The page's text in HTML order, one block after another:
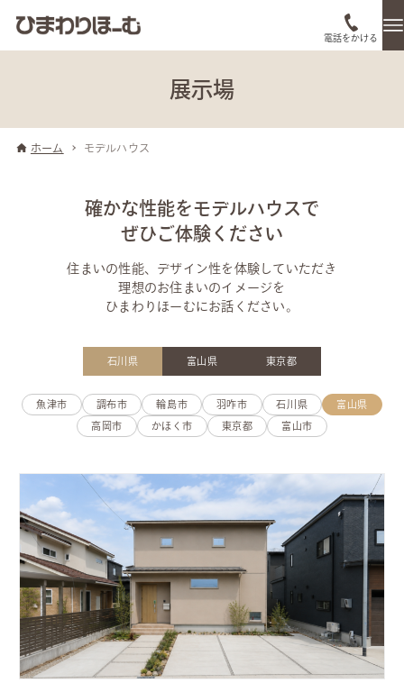
電話をかける
展示場
ホーム モデルハウス
確かな性能をモデルハウスで
ぜひご体験ください
住まいの性能、デザイン性を体験していただき
理想のお住まいのイメージを
ひまわりほーむにお話ください。
石川県 富山県 東京都
魚津市 調布市 輪島市 羽咋市 石川県 富山県
高岡市 かほく市 東京都 富山市